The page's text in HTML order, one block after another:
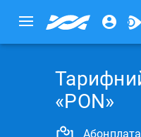
«PON»
Абонплата